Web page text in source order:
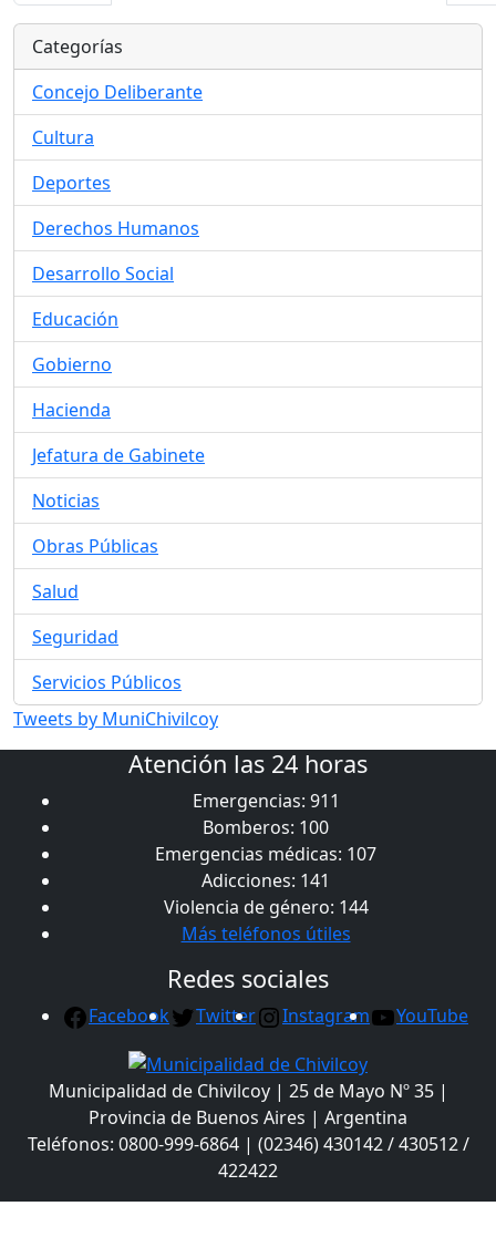
Categorías
Concejo Deliberante
Cultura
Deportes
Derechos Humanos
Desarrollo Social
Educación
Gobierno
Hacienda
Jefatura de Gabinete
Noticias
Obras Públicas
Salud
Seguridad
Servicios Públicos
Tweets by MuniChivilcoy
Atención las 24 horas
Emergencias: 911
Bomberos: 100
Emergencias médicas: 107
Adicciones: 141
Violencia de género: 144
Más teléfonos útiles
Redes sociales
Facebook Twitter Instagram YouTube
Municipalidad de Chivilcoy | 25 de Mayo Nº 35 |
Provincia de Buenos Aires | Argentina
Teléfonos: 0800-999-6864 | (02346) 430142 / 430512 /
422422